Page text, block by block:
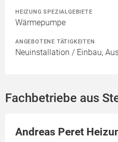
HEIZUNG SPEZIALGEBIETE
Wärmepumpe
ANGEBOTENE TÄTIGKEITEN
Neuinstallation / Einbau,
Fachbetriebe aus
Andreas Peret